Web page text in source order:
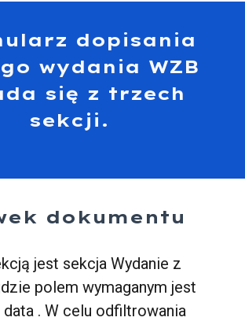
dopisania
wydania WZB
się z trzech
sekcji.
dokumentu
jest sekcja Wydanie z
polem wymaganym jest
. W celu odfiltrowania